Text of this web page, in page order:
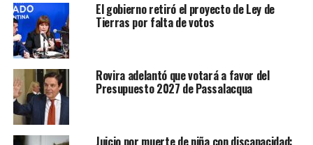
El gobierno retiró el proyecto de Ley de
Tierras por falta de votos
Rovira adelantó que votará a favor del
Presupuesto 2027 de Passalacqua